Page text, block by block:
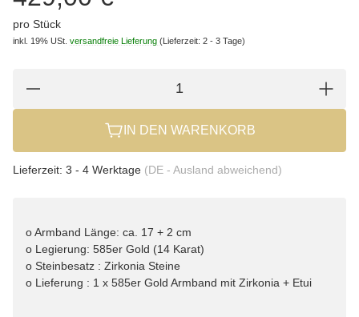
pro Stück
inkl. 19% USt. versandfreie Lieferung (Lieferzeit: 2 - 3 Tage)
IN DEN WARENKORB
Lieferzeit: 3 - 4 Werktage (DE - Ausland abweichend)
o Armband Länge: ca. 17 + 2 cm
o Legierung: 585er Gold (14 Karat)
o Steinbesatz : Zirkonia Steine
o Lieferung : 1 x 585er Gold Armband mit Zirkonia + Etui